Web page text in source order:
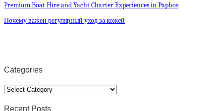
Premium Boat Hire and Yacht Charter Experiences in Paphos
Почему важен регулярный уход за кожей
Categories
Categories
Recent Posts